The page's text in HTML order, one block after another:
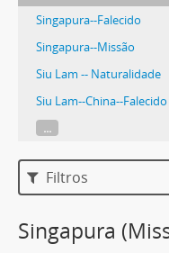
Singapura--Falecido
Singapura--Missão
Siu Lam -- Naturalidade
Siu Lam--China--Falecido
...
Filtros
Singapura